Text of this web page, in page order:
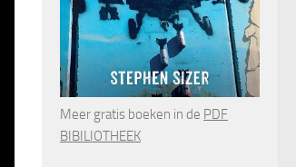
Meer gratis boeken in de PDF
BIBILIOTHEEK